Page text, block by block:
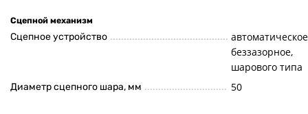
Сцепной механизм
Сцепное устройство
беззазорное,
шарового типа
Диаметр сцепного шара, мм 50